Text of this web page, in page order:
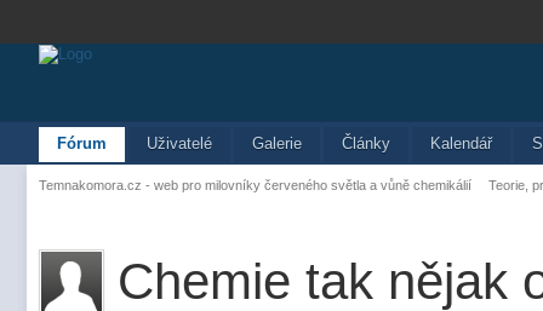
Fórum Uživatelé Galerie Články Kalendář
Temnakomora.cz - web pro milovníky červeného světla a vůně chemikálií Teorie,
Chemie tak nějak